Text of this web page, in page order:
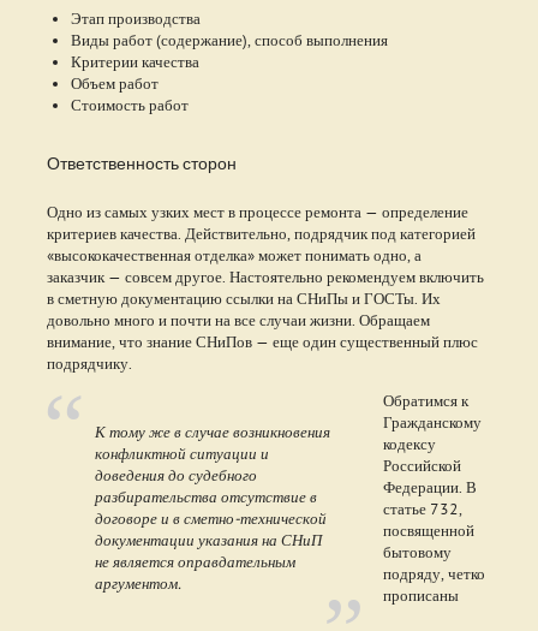
Этап производства
Виды работ (содержание), способ выполнения
Критерии качества
Объем работ
Стоимость работ
Ответственность сторон
Одно из самых узких мест в процессе ремонта — определение
критериев качества. Действительно, подрядчик под категорией
«высококачественная отделка» может понимать одно, а
заказчик — совсем другое. Настоятельно рекомендуем включить
в сметную документацию ссылки на СНиПы и ГОСТы. Их
довольно много и почти на все случаи жизни. Обращаем
внимание, что знание СНиПов — еще один существенный плюс
подрядчику.
К тому же в случае возникновения
конфликтной ситуации и
доведения до судебного
разбирательства отсутствие в
договоре и в сметно-технической
документации указания на СНиП
не является оправдательным
аргументом.
Обратимся к
Гражданскому
кодексу
Российской
Федерации. В
статье 732,
посвященной
бытовому
подряду, четко
прописаны